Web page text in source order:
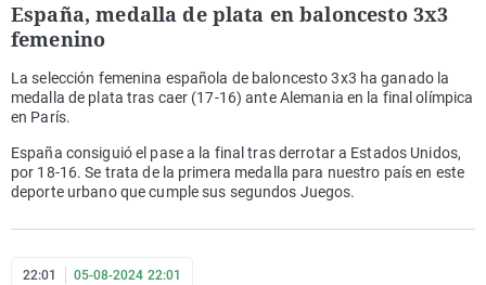
España, medalla de plata en baloncesto 3x3
femenino
La selección femenina española de baloncesto 3x3 ha ganado la
medalla de plata tras caer (17-16) ante Alemania en la final olímpica
en París.
España consiguió el pase a la final tras derrotar a Estados Unidos,
por 18-16. Se trata de la primera medalla para nuestro país en este
deporte urbano que cumple sus segundos Juegos.
22:01 05-08-2024 22:01